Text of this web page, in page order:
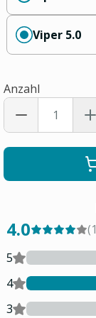
Viper 5.0
Anzahl
4.0 (1
5
4
3